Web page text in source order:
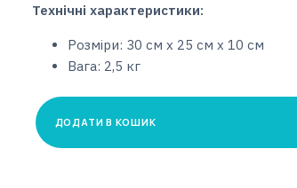
Технічні характеристики:
Розміри: 30 см x 25 см x 10 см
Вага: 2,5 кг
Фізіотерапевтичний
ДОДАТИ В КОШИК